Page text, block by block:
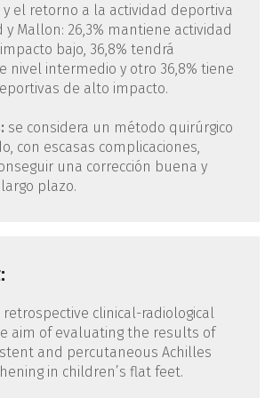
el retorno a la actividad deportiva
y Mallon: 26,3% mantiene actividad
bajo, 36,8% tendrá
nivel intermedio y otro 36,8% tiene
de alto impacto.
se considera un método quirúrgico
con escasas complicaciones,
una corrección buena y
plazo.
retrospective clinical-radiological
aim of evaluating the results of
and percutaneous Achilles
in children’s flat feet.